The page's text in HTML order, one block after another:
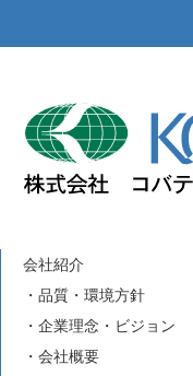
会社紹介
・品質・環境方針
・企業理念・ビジョン
・会社概要